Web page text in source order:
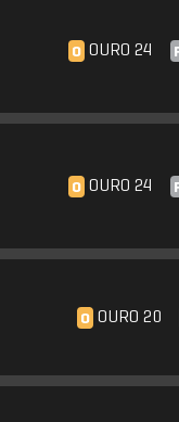
O OURO 24
O OURO 24
O OURO 20